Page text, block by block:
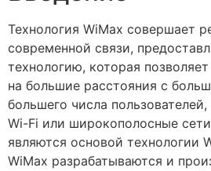
Технология WiMax совершает
современной связи,
технологию, которая
на большие расстояния с
большего числа
Wi-Fi или широкополосные
являются основой технологии
WiMax разрабатываются и